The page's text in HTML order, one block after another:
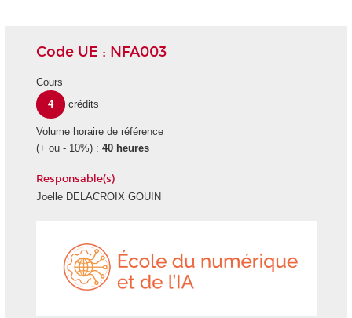
Code UE : NFA003
Cours
4
crédits
Volume horaire de référence
(+ ou - 10%) : 40 heures
Responsable(s)
Joelle DELACROIX GOUIN